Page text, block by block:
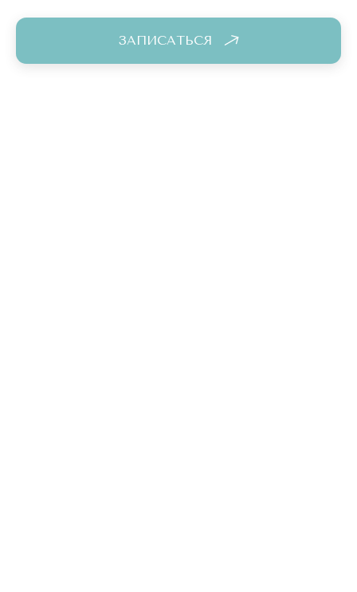
ЗАПИСАТЬСЯ